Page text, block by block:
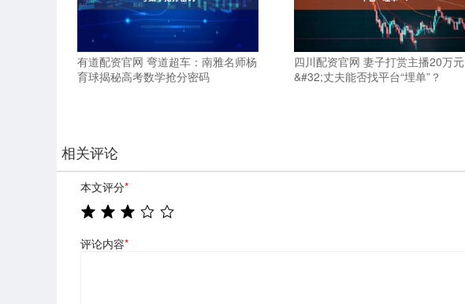
有道配资官网 弯道超车：南雅名师杨
育球揭秘高考数学抢分密码
四川配资官网 妻子打赏主播20万元
&#32;丈夫能否找平台“埋单”？
相关评论
本文评分*
评论内容*